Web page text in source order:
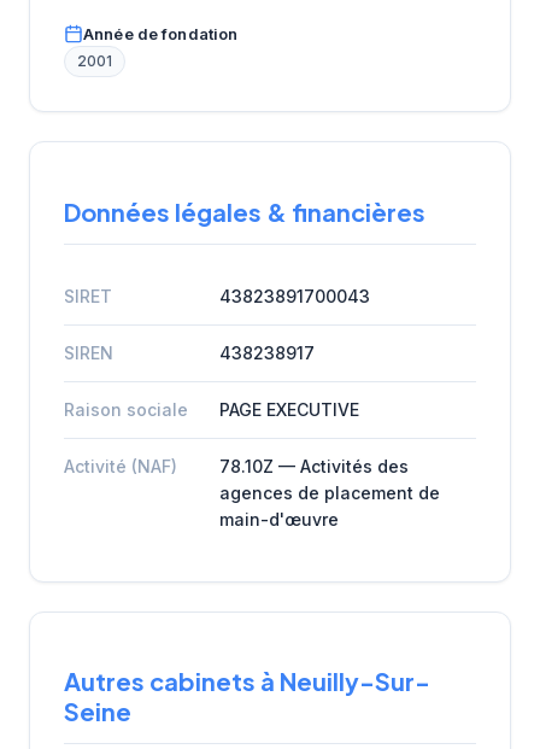
Année de fondation
2001
Données légales & financières
SIRET 43823891700043
SIREN 438238917
Raison sociale PAGE EXECUTIVE
Activité (NAF)
78.10Z — Activités des
agences de placement de
main-d'œuvre
Autres cabinets à Neuilly-Sur-
Seine